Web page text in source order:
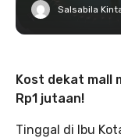
Salsabila
Kost dekat mall
Rp1 jutaan!
Tinggal di Ibu